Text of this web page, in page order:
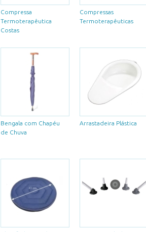
Compressa
Termoterapêutica
Costas
Compressas
Termoterapêuticas
Bengala com Chapéu
de Chuva
Arrastadeira Plástica